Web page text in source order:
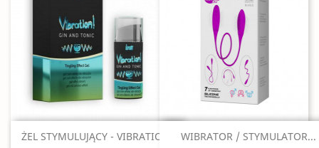
Szybki podgląd
ŻEL STYMULUJĄCY - VIBRATION... Szybki podgląd
WIBRATOR / STYMULATOR...